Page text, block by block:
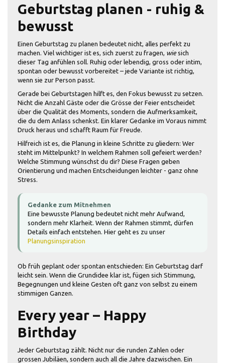
Geburtstag planen - ruhig &
bewusst
Einen Geburtstag zu planen bedeutet nicht, alles perfekt zu
machen. Viel wichtiger ist es, sich zuerst zu fragen, wiesich
dieser Tag anfühlen soll. Ruhig oder lebendig, gross oder intim,
spontan oder bewusst vorbereitet – jede Variante ist richtig,
wenn sie zur Person passt.
Gerade bei Geburtstagen hilft es, den Fokus bewusst zu setzen.
Nicht die Anzahl Gäste oder die Grösse der Feier entscheidet
über die Qualität des Moments, sondern die Aufmerksamkeit,
die du dem Anlass schenkst. Ein klarer Gedanke im Voraus nimmt
Druck heraus und schafft Raum für Freude.
Hilfreich ist es, die Planung in kleine Schritte zu gliedern: Wer
steht im Mittelpunkt? In welchem Rahmen soll gefeiert werden?
Welche Stimmung wünschst du dir? Diese Fragen geben
Orientierung und machen Entscheidungen leichter - ganz ohne
Stress.
Gedanke zum Mitnehmen
Eine bewusste Planung bedeutet nicht mehr Aufwand,
sondern mehr Klarheit. Wenn der Rahmen stimmt, dürfen
Details einfach entstehen. Hier geht es zu unser
Planungsinspiration
Ob früh geplant oder spontan entschieden: Ein Geburtstag darf
leicht sein. Wenn die Grundidee klar ist, fügen sich Stimmung,
Begegnungen und kleine Gesten oft ganz von selbst zu einem
stimmigen Ganzen.
Every year – Happy
Birthday
Jeder Geburtstag zählt. Nicht nur die runden Zahlen oder
grossen Jubiläen, sondern auch all die Jahre dazwischen. Ein